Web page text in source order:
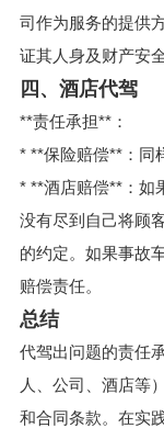
司作为服务的提供
证其人身及财产安全
四、酒店代驾
**责任承担**：
* **保险赔偿**：同
* **酒店赔偿**：如
没有尽到自己将顾
的约定。如果事故
赔偿责任。
总结
代驾出问题的责任
人、公司、酒店等
和合同条款。在实